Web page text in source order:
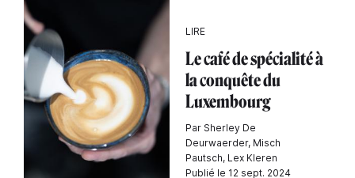
LIRE
Le café de spécialité à
la conquête du
Luxembourg
Par Sherley De
Deurwaerder, Misch
Pautsch, Lex Kleren
Publié le 12 sept. 2024